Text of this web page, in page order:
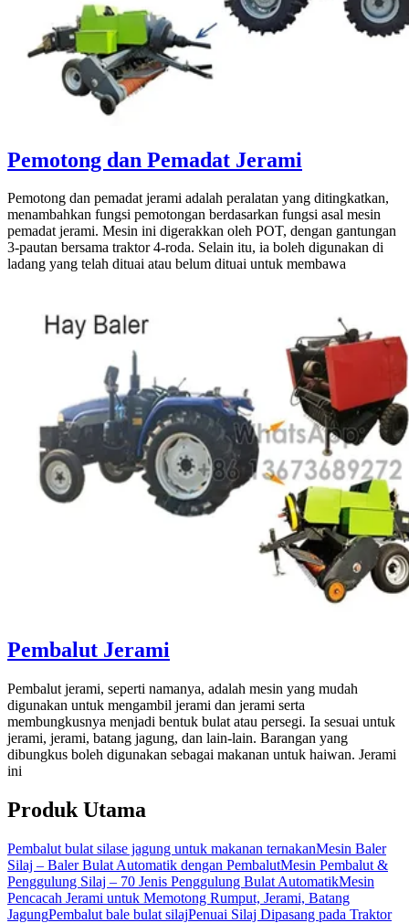
Pemotong dan Pemadat Jerami
Pemotong dan pemadat jerami adalah peralatan yang ditingkatkan,
menambahkan fungsi pemotongan berdasarkan fungsi asal mesin
pemadat jerami. Mesin ini digerakkan oleh POT, dengan gantungan
3-pautan bersama traktor 4-roda. Selain itu, ia boleh digunakan di
ladang yang telah dituai atau belum dituai untuk membawa
Pembalut Jerami
Pembalut jerami, seperti namanya, adalah mesin yang mudah
digunakan untuk mengambil jerami dan jerami serta
membungkusnya menjadi bentuk bulat atau persegi. Ia sesuai untuk
jerami, jerami, batang jagung, dan lain-lain. Barangan yang
dibungkus boleh digunakan sebagai makanan untuk haiwan. Jerami
ini
Produk Utama
Pembalut bulat silase jagung untuk makanan ternakanMesin Baler
Silaj – Baler Bulat Automatik dengan PembalutMesin Pembalut &
Penggulung Silaj – 70 Jenis Penggulung Bulat AutomatikMesin
Pencacah Jerami untuk Memotong Rumput, Jerami, Batang
JagungPembalut bale bulat silajPenuai Silaj Dipasang pada Traktor